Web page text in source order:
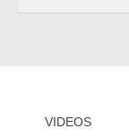
VIDEOS